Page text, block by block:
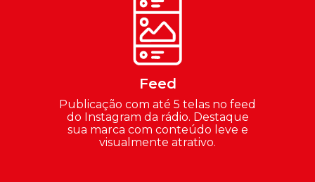
Feed
Publicação com até 5 telas no feed
do Instagram da rádio. Destaque
sua marca com conteúdo leve e
visualmente atrativo.